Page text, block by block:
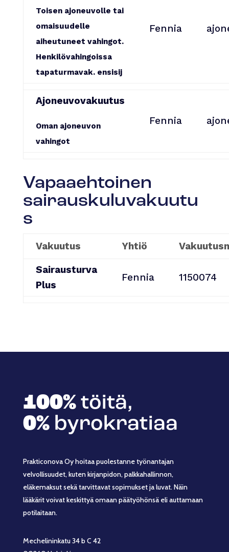
Toisen ajoneuvolle tai
omaisuudelle
aiheutuneet vahingot.
Henkilövahingoissa
tapaturmavak. ensisij
Fennia
Ajoneuvovakuutus
Oman ajoneuvon
vahingot
Fennia
Vapaaehtoinen
sairauskuluvakuutu
s
Vakuutus Yhtiö
Sairausturva
Plus
Fennia 1150074
100%töitä,
0%byrokratiaa
Prakticonova Oy hoitaa puolestanne työnantajan
velvollisuudet, kuten kirjanpidon, palkkahallinnon,
eläkemaksut sekä tarvittavat sopimukset ja luvat. Näin
lääkärit voivat keskittyä omaan päätyöhönsä eli auttamaan
potilaitaan.
Mechelininkatu 34 b C 42